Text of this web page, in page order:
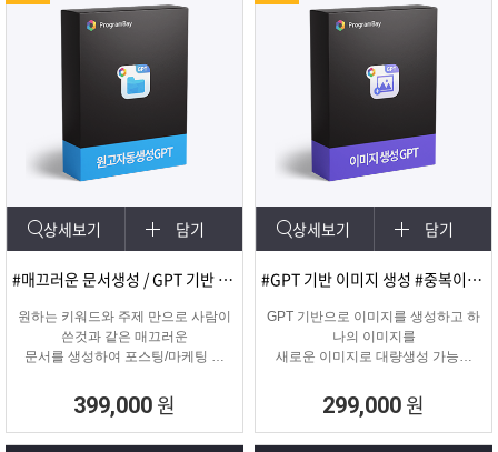
상세보기 담기
#매끄러운 문서생성 / GPT 기반 문서
원하는 키워드와 주제 만으로 사람이
쓴것과 같은 매끄러운
문서를 생성하여 포스팅/마케팅 시
소모되는 시간을 없애주는 고퀄리티
문서생성 프로그램입니다.
399,000 원
상세보기 담기
#GPT 기반 이미지 생성 #중복이미지 #유사이미지
GPT 기반으로 이미지를 생성하고 하
나의 이미지를
새로운 이미지로 대량생성 가능한
299,000 원